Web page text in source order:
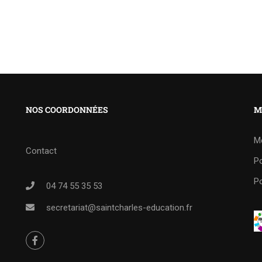
NOS COORDONNÉES
Contact
04 74 55 35 53
secretariat@saintcharles-education.fr